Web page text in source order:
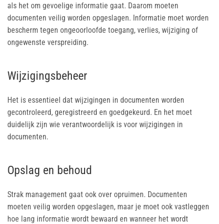
als het om gevoelige informatie gaat. Daarom moeten
documenten veilig worden opgeslagen. Informatie moet worden
bescherm tegen ongeoorloofde toegang, verlies, wijziging of
ongewenste verspreiding.
Wijzigingsbeheer
Het is essentieel dat wijzigingen in documenten worden
gecontroleerd, geregistreerd en goedgekeurd. En het moet
duidelijk zijn wie verantwoordelijk is voor wijzigingen in
documenten.
Opslag en behoud
Strak management gaat ook over opruimen. Documenten
moeten veilig worden opgeslagen, maar je moet ook vastleggen
hoe lang informatie wordt bewaard en wanneer het wordt